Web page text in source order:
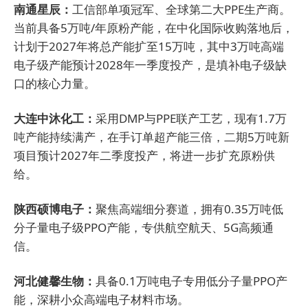
南通星辰： 工信部单项冠军、全球第二大PPE生产商。
当前具备5万吨/年原粉产能，在中化国际收购落地后，
计划于2027年将总产能扩至15万吨，其中3万吨高端
电子级产能预计2028年一季度投产，是填补电子级缺
口的核心力量。
大连中沐化工： 采用DMP与PPE联产工艺，现有1.7万
吨产能持续满产，在手订单超产能三倍，二期5万吨新
项目预计2027年二季度投产，将进一步扩充原粉供
给。
陕西硕博电子： 聚焦高端细分赛道，拥有0.35万吨低
分子量电子级PPO产能，专供航空航天、5G高频通
信。
河北健馨生物： 具备0.1万吨电子专用低分子量PPO产
能，深耕小众高端电子材料市场。